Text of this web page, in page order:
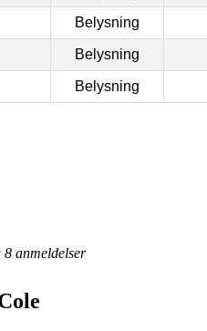
Belysning
Belysning
Belysning
8 anmeldelser